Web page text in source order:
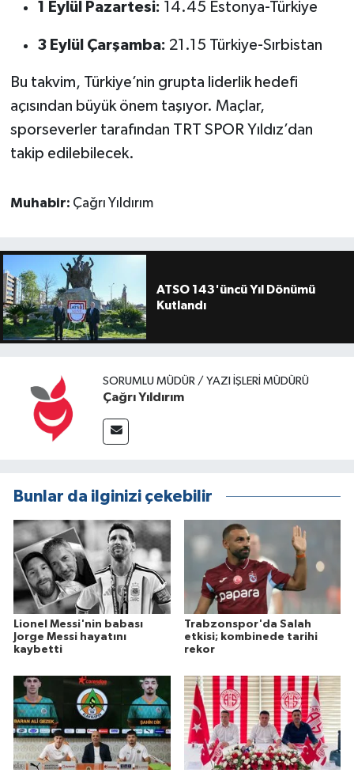
1 Eylül Pazartesi: 14.45 Estonya-Türkiye
3 Eylül Çarşamba: 21.15 Türkiye-Sırbistan
Bu takvim, Türkiye’nin grupta liderlik hedefi
açısından büyük önem taşıyor. Maçlar,
sporseverler tarafından TRT SPOR Yıldız’dan
takip edilebilecek.
Muhabir: Çağrı Yıldırım
ATSO 143'üncü Yıl Dönümü
Kutlandı
SORUMLU MÜDÜR / YAZI İŞLERI MÜDÜRÜ
Çağrı Yıldırım
Bunlar da ilginizi çekebilir
Lionel Messi'nin babası
Jorge Messi hayatını
kaybetti
Trabzonspor'da Salah
etkisi; kombinede tarihi
rekor